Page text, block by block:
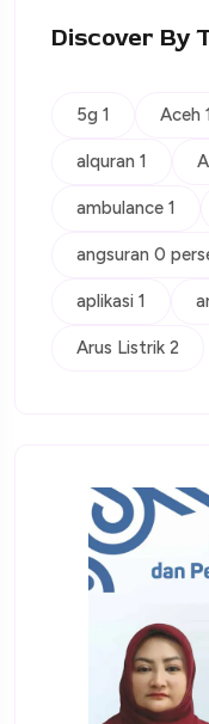
Discover By
5g 1 Aceh 1
alquran 1
ambulance 1
angsuran 0
aplikasi 1
Arus Listrik 2